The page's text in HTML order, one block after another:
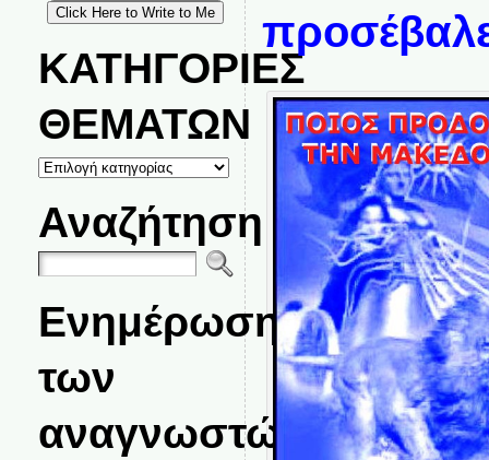
ΚΑΤΗΓΟΡΙΕΣ
ΘΕΜΑΤΩΝ
ΚΑΤΗΓΟΡΙΕΣ
ΘΕΜΑΤΩΝ
Αναζήτηση
Ενημέρωση
των
αναγνωστών.